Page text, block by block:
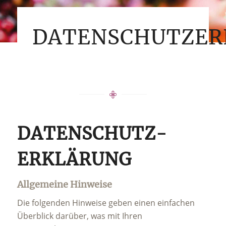
DATENSCHUTZ­
ERKLÄRUNG
Allgemeine Hinweise
Die folgenden Hinweise geben einen einfachen
Überblick darüber, was mit Ihren